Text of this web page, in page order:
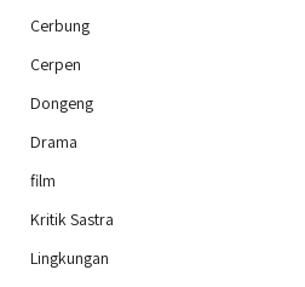
Cerbung
Cerpen
Dongeng
Drama
film
Kritik Sastra
Lingkungan